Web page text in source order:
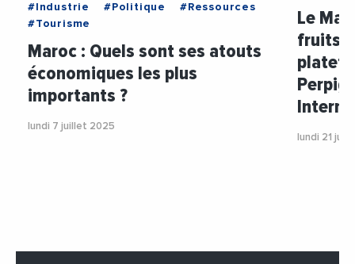
#Industrie
#Politique
#Ressources
#Tourisme
Maroc : Quels sont ses atouts
économiques les plus
importants ?
lundi 7 juillet 2025
Le
fruits
lundi 21